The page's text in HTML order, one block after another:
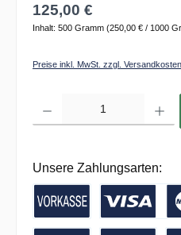
125,00 €
Inhalt: 500 Gramm (250,00 € / 1000
Preise inkl. MwSt. zzgl. Versandkosten
Unsere Zahlungsarten:
Vorkasse / Kreditkarte